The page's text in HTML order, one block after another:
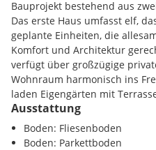
Bauprojekt bestehend aus
Das erste Haus umfasst elf,
geplante Einheiten, die
Komfort und Architektur
verfügt über großzügige
Wohnraum harmonisch ins
laden Eigengärten mit
Obergeschosse bieten
Penthouse-Wohnungen im
weitläufigen Dachterrassen
Ausstattung
Boden: Fliesenboden
Boden: Parkettboden